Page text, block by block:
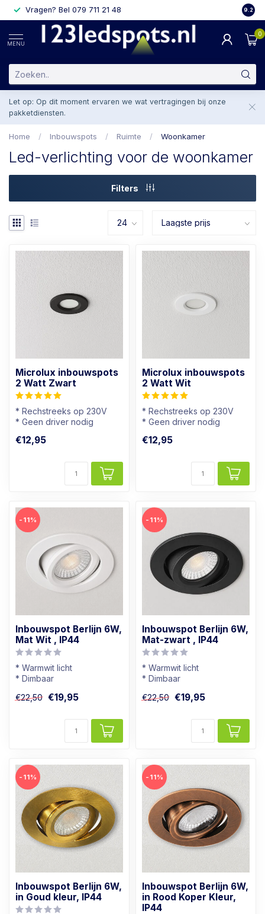
Vragen? Bel 079 711 21 48 29.2
MENU
0
Let op: Op dit moment ervaren we wat vertragingen bij onze
pakketdiensten.
Home / Inbouwspots / Ruimte / Woonkamer
Led-verlichting voor de woonkamer
Filters
Microlux inbouwspots
2 Watt Zwart
* Rechstreeks op 230V
* Geen driver nodig
* Mini spotje
€12,95
Microlux inbouwspots
2 Watt Wit
* Rechstreeks op 230V
* Geen driver nodig
* Mini spotje
€12,95
-11%
Inbouwspot Berlijn 6W,
Mat Wit , IP44
* Warmwit licht
* Dimbaar
* In mat-witte kleur
€22,50 €19,95
-11%
Inbouwspot Berlijn 6W,
Mat-zwart , IP44
* Warmwit licht
* Dimbaar
* In mat-zwarte kleur
€22,50 €19,95
-11%
Inbouwspot Berlijn 6W,
in Goud kleur, IP44
-11%
Inbouwspot Berlijn 6W,
in Rood Koper Kleur,
IP44